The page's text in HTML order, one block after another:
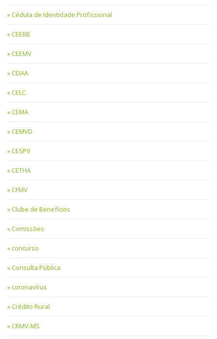
Cédula de Identidade Profissional
CEEBB
CEEMV
CEIAA
CELC
CEMA
CEMVD
CESPV
CETHA
CFMV
Clube de Benefícios
Comissões
concurso
Consulta Pública
coronavírus
Crédito Rural
CRMV-MS